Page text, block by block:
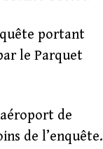
portant
le Parquet
de
de l’enquête.